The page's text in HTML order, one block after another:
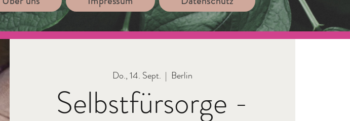
Do., 14. Sept.
  |
Berlin
Selbstfürsorge -